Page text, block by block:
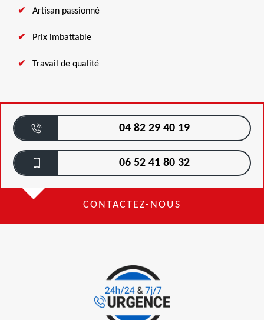
Artisan passionné
Prix imbattable
Travail de qualité
04 82 29 40 19
06 52 41 80 32
CONTACTEZ-NOUS